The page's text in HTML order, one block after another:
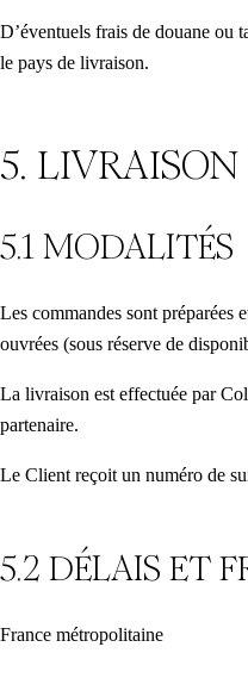
D’éventuels frais de douane ou
le pays de livraison.
5.
5.1 MODALITÉS
Les commandes sont préparées
ouvrées (sous réserve de
La livraison est effectuée par
partenaire.
Le Client reçoit un numéro de
5.2 DÉLAIS ET
France métropolitaine